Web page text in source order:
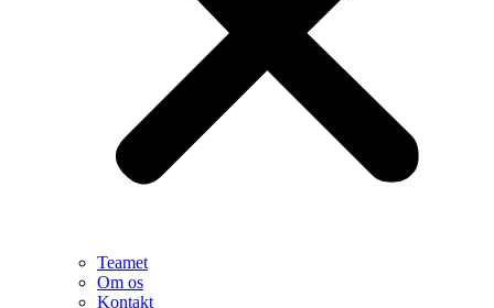
Teamet
Om os
Kontakt